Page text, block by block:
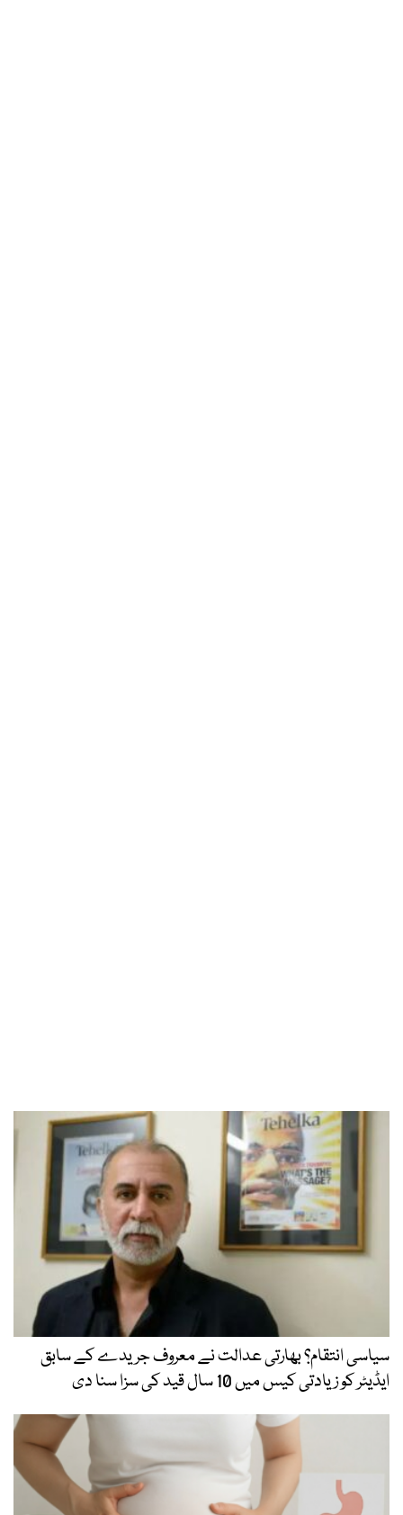
سیاسی انتقام؟ بھارتی عدالت نے معروف جریدے کے سابق
ایڈیٹر کو زیادتی کیس میں 10 سال قید کی سزا سنا دی